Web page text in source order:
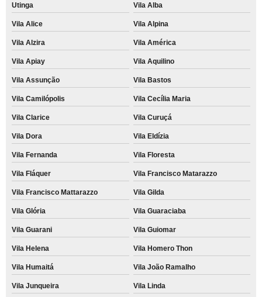
Utinga Vila Alba
Vila Alice Vila Alpina
Vila Alzira Vila América
Vila Apiay Vila Aquilino
Vila Assunção Vila Bastos
Vila Camilópolis Vila Cecília Maria
Vila Clarice Vila Curuçá
Vila Dora Vila Eldízia
Vila Fernanda Vila Floresta
Vila Fláquer Vila Francisco Matarazzo
Vila Francisco Mattarazzo Vila Gilda
Vila Glória Vila Guaraciaba
Vila Guarani Vila Guiomar
Vila Helena Vila Homero Thon
Vila Humaitá Vila João Ramalho
Vila Junqueira Vila Linda